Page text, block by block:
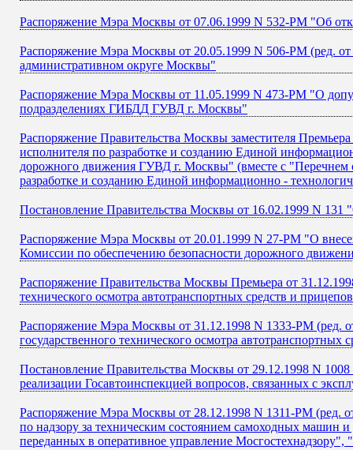
Распоряжение Мэра Москвы от 07.06.1999 N 532-РМ "Об
Распоряжение Мэра Москвы от 20.05.1999 N 506-РМ (ред.
административном округе Москвы"
Распоряжение Мэра Москвы от 11.05.1999 N 473-РМ "О
подразделениях ГИБДД ГУВД г. Москвы"
Распоряжение Правительства Москвы заместителя
исполнителя по разработке и созданию Единой
дорожного движения ГУВД г. Москвы" (вместе с "Перечнем
разработке и созданию Единой информационно -
Постановление Правительства Москвы от 16.02.1999 N
Распоряжение Мэра Москвы от 20.01.1999 N 27-РМ "О
Комиссии по обеспечению безопасности дорожного
Распоряжение Правительства Москвы Премьера от
технического осмотра автотранспортных средств и
Распоряжение Мэра Москвы от 31.12.1998 N 1333-РМ (ред.
государственного технического осмотра
Постановление Правительства Москвы от 29.12.1998 N
реализации Госавтоинспекцией вопросов, связанных с
Распоряжение Мэра Москвы от 28.12.1998 N 1311-РМ (ред.
по надзору за техническим состоянием самоходных
переданных в оперативное управление